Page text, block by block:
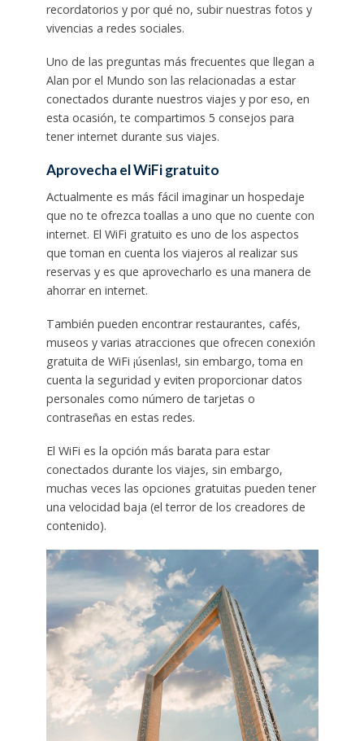
recordatorios y por qué no, subir nuestras fotos y
vivencias a redes sociales.
Uno de las preguntas más frecuentes que llegan a
Alan por el Mundo son las relacionadas a estar
conectados durante nuestros viajes y por eso, en
esta ocasión, te compartimos 5 consejos para
tener internet durante sus viajes.
Aprovecha el WiFi gratuito
Actualmente es más fácil imaginar un hospedaje
que no te ofrezca toallas a uno que no cuente con
internet. El WiFi gratuito es uno de los aspectos
que toman en cuenta los viajeros al realizar sus
reservas y es que aprovecharlo es una manera de
ahorrar en internet.
También pueden encontrar restaurantes, cafés,
museos y varias atracciones que ofrecen conexión
gratuita de WiFi ¡úsenlas!, sin embargo, toma en
cuenta la seguridad y eviten proporcionar datos
personales como número de tarjetas o
contraseñas en estas redes.
El WiFi es la opción más barata para estar
conectados durante los viajes, sin embargo,
muchas veces las opciones gratuitas pueden tener
una velocidad baja (el terror de los creadores de
contenido).